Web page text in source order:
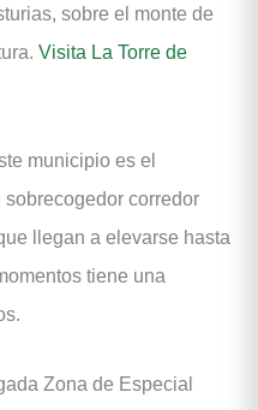
sobre el monte de
Visita La Torre de
municipio es el
corredor
llegan a elevarse hasta
tiene una
Zona de Especial